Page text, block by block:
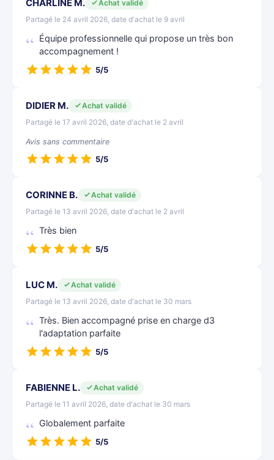
CHARLINE M.
Achat validé
Partagé le 24 avril 2026, date d'achat le 9 avril
Équipe professionnelle qui propose un très bon
accompagnement !
5/5
DIDIER M.
Achat validé
Partagé le 17 avril 2026, date d'achat le 2 avril
Avis sans commentaire
5/5
CORINNE B.
Achat validé
Partagé le 13 avril 2026, date d'achat le 2 avril
Très bien
5/5
LUC M.
Achat validé
Partagé le 13 avril 2026, date d'achat le 30 mars
Très. Bien accompagné prise en charge d3
l'adaptation parfaite
5/5
FABIENNE L.
Achat validé
Partagé le 11 avril 2026, date d'achat le 30 mars
Globalement parfaite
5/5